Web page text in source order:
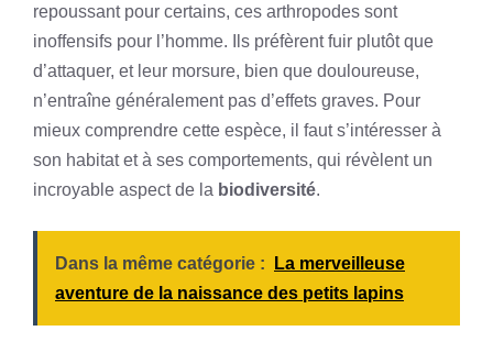
repoussant pour certains, ces arthropodes sont
inoffensifs pour l’homme. Ils préfèrent fuir plutôt que
d’attaquer, et leur morsure, bien que douloureuse,
n’entraîne généralement pas d’effets graves. Pour
mieux comprendre cette espèce, il faut s’intéresser à
son habitat et à ses comportements, qui révèlent un
incroyable aspect de la biodiversité.
Dans la même catégorie :
La merveilleuse
aventure de la naissance des petits lapins